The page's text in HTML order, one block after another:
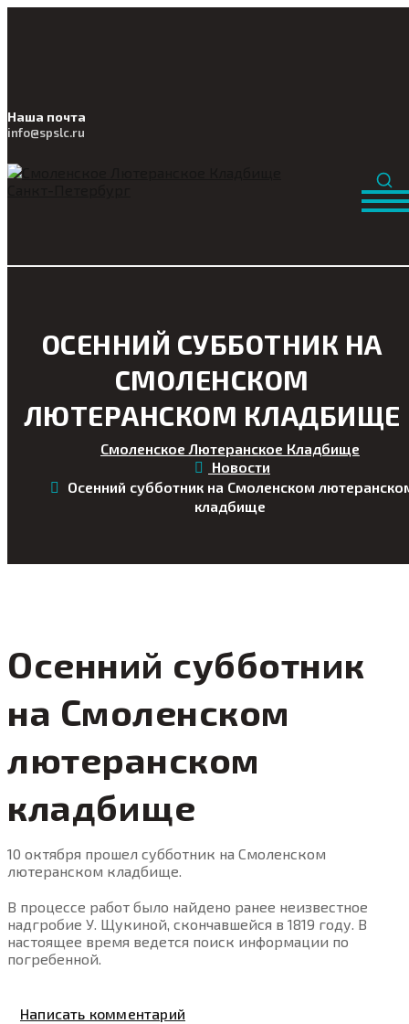
Наша почта
info@spslc.ru
ОСЕННИЙ СУББОТНИК НА
СМОЛЕНСКОМ
ЛЮТЕРАНСКОМ КЛАДБИЩЕ
Смоленское Лютеранское Кладбище
Новости
Осенний субботник на Смоленском
кладбище
Осенний субботник
на Смоленском
лютеранском
кладбище
10 октября прошел субботник на Смоленском
лютеранском кладбище.
В процессе работ было найдено ранее неизвестное
надгробие У. Щукиной, скончавшейся в 1819 году. В
настоящее время ведется поиск информации по
погребенной.
Написать комментарий